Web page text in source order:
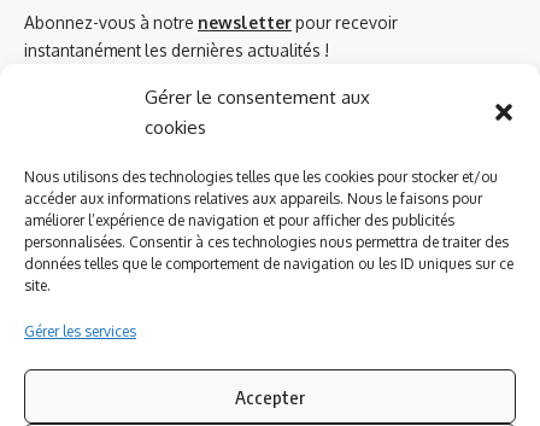
Gérer le consentement aux
cookies
Nous utilisons des technologies telles que les cookies pour stocker et/ou
accéder aux informations relatives aux appareils. Nous le faisons pour
améliorer l’expérience de navigation et pour afficher des publicités
personnalisées. Consentir à ces technologies nous permettra de traiter des
données telles que le comportement de navigation ou les ID uniques sur ce
site.
Gérer les services
Accepter
Abonnez-vous à notre newsletterpour recevoir
instantanément les dernières actualités !
Azinat.com TV soutient